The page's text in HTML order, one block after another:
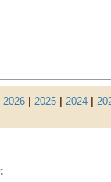
2026| 2025| 2024|